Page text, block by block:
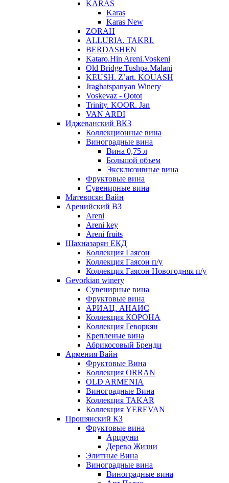
KARAS
Karas
Karas New
ZORAH
ALLURIA. TAKRI.
BERDASHEN
Kataro.Hin Areni.Voskeni
Old Bridge.Tushpa.Malani
KEUSH. Z’art. KOUASH
Jraghatspanyan Winery
Voskevaz - Qotot
Trinity. KOOR. Jan
VAN ARDI
Иджеванский ВКЗ
Коллекционные вина
Виноградные вина
Вина 0,75 л
Большой объем
Эксклюзивные вина
Фруктовые вина
Cувенирные вина
Матевосян Вайн
Аренийский ВЗ
Areni
Areni key
Areni fruits
Шахназарян ЕКД
Коллекция Гаясон
Коллекция Гаясон п/у
Коллекция Гаясон Новогодняя п/у
Gevorkian winery
Сувенирные вина
Фруктовые вина
АРИАЦ. АНАИС
Коллекция КОРОНА
Коллекция Геворкян
Крепленые вина
Абрикосовый Бренди
Армения Вайн
Фруктовые Вина
Коллекция ORRAN
OLD ARMENIA
Виноградные Вина
Коллекция TAKAR
Коллекция YEREVAN
Прошянский КЗ
Фруктовые вина
Арцруни
Дерево Жизни
Элитные Вина
Виноградные вина
Виноградные вина